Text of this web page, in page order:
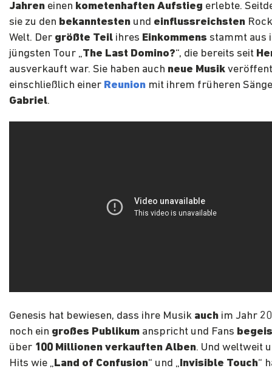
Jahren einen kometenhaften Aufstieg erlebte.
sie zu den bekanntesten und einflussreichsten
Welt. Der größte Teil ihres Einkommens stammt aus
jüngsten Tour „The Last Domino?“, die bereits seit
ausverkauft war. Sie haben auch neue Musik
einschließlich einer Reunion mit ihrem früheren
Gabriel.
Genesis hat bewiesen, dass ihre Musik auch im Jahr
noch ein großes Publikum anspricht und Fans
über 100 Millionen verkauften Alben. Und weltweit
Hits wie „Land of Confusion“ und „Invisible Touch“